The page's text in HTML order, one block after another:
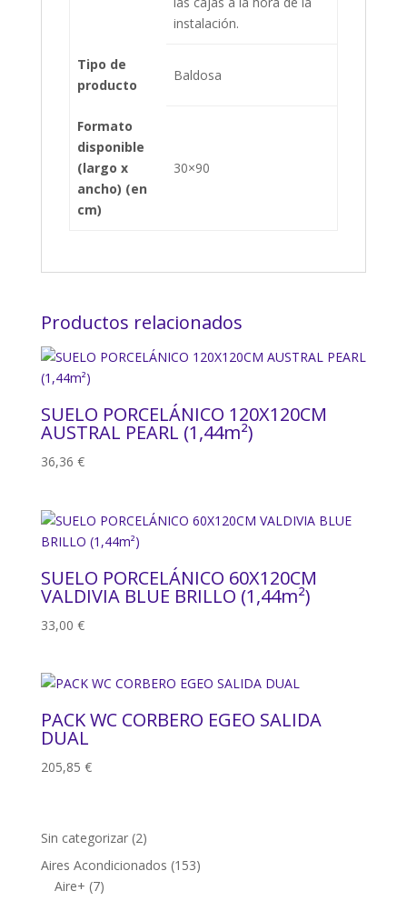
instalación.
Tipo de
producto
Baldosa
Formato
disponible
(largo x
ancho) (en
cm)
30×90
Productos relacionados
SUELO PORCELÁNICO 120X120CM
AUSTRAL PEARL (1,44m²)
36,36 €
SUELO PORCELÁNICO 60X120CM
VALDIVIA BLUE BRILLO (1,44m²)
33,00 €
PACK WC CORBERO EGEO SALIDA
DUAL
205,85 €
Sin categorizar 22
productos
Aires Acondicionados 153153
Aire+ 77